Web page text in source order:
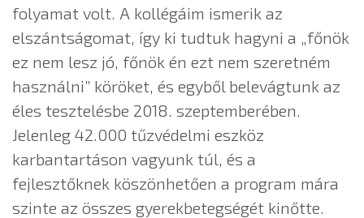
folyamat volt. A kollégáim ismerik az
elszántságomat, így ki tudtuk hagyni a „főnök
ez nem lesz jó, főnök én ezt nem szeretném
használni” köröket, és egyből belevágtunk az
éles tesztelésbe 2018. szeptemberében.
Jelenleg 42.000 tűzvédelmi eszköz
karbantartáson vagyunk túl, és a
fejlesztőknek köszönhetően a program mára
szinte az összes gyerekbetegségét kinőtte.